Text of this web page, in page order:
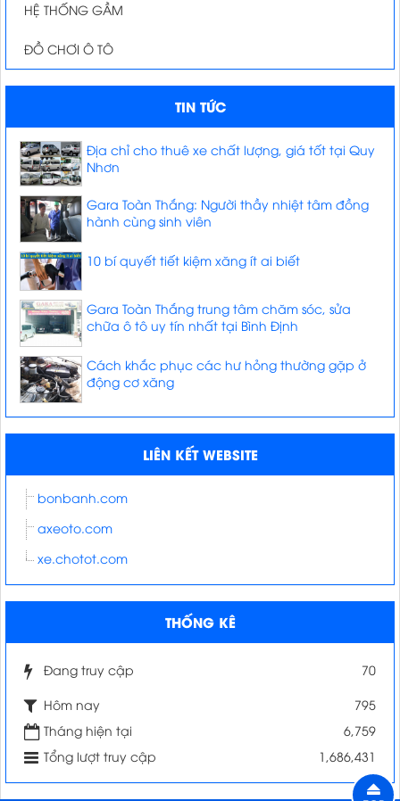
HỆ THỐNG GẦM
ĐỒ CHƠI Ô TÔ
TIN TỨC
Địa chỉ cho thuê xe chất lượng, giá tốt tại Quy
Nhơn
Gara Toàn Thắng: Người thầy nhiệt tâm đồng
hành cùng sinh viên
10 bí quyết tiết kiệm xăng ít ai biết
Gara Toàn Thắng trung tâm chăm sóc, sửa
chữa ô tô uy tín nhất tại Bình Định
Cách khắc phục các hư hỏng thường gặp ở
động cơ xăng
LIÊN KẾT WEBSITE
bonbanh.com
axeoto.com
xe.chotot.com
THỐNG KÊ
Đang truy cập 70
Hôm nay
795
Tháng hiện tại
6,759
Tổng lượt truy cập
1,686,431